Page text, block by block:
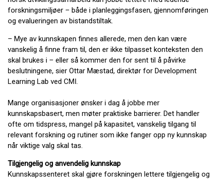
forskningsmiljøer – både i planleggingsfasen, gjennomføringen
og evalueringen av bistandstiltak.
– Mye av kunnskapen finnes allerede, men den kan være
vanskelig å finne fram til, den er ikke tilpasset konteksten den
skal brukes i – eller så kommer den for sent til å påvirke
beslutningene, sier Ottar Mæstad, direktør for Development
Learning Lab ved CMI.
Mange organisasjoner ønsker i dag å jobbe mer
kunnskapsbasert, men møter praktiske barrierer. Det handler
ofte om tidspress, mangel på kapasitet, vanskelig tilgang til
relevant forskning og rutiner som ikke fanger opp ny kunnskap
når viktige valg skal tas.
Tilgjengelig og anvendelig kunnskap
Kunnskapssenteret skal gjøre forskningen lettere tilgjengelig og